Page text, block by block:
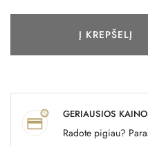
Į KREPŠELĮ
GERIAUSIOS
Radote pigiau?